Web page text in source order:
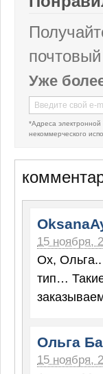
Уже
*Адреса
некоммерческого
15 ноября,
Ох,
тип…
Ольга
15 ноября,